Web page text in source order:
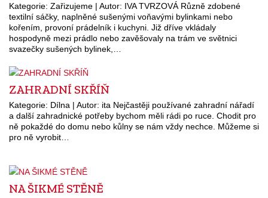
Kategorie: Zařizujeme | Autor: IVA TVRZOVÁ Různě zdobené
textilní sáčky, naplněné sušenými voňavými bylinkami nebo
kořením, provoní prádelník i kuchyni. Již dříve vkládaly
hospodyně mezi prádlo nebo zavěšovaly na trám ve světnici
svazečky sušených bylinek,…
ZAHRADNÍ SKŘÍŇ
Kategorie: Dílna | Autor: ita Nejčastěji používané zahradní nářadí
a další zahradnické potřeby bychom měli rádi po ruce. Chodit pro
ně pokaždé do domu nebo kůlny se nám vždy nechce. Můžeme si
pro ně vyrobit…
NA ŠIKMÉ STĚNĚ